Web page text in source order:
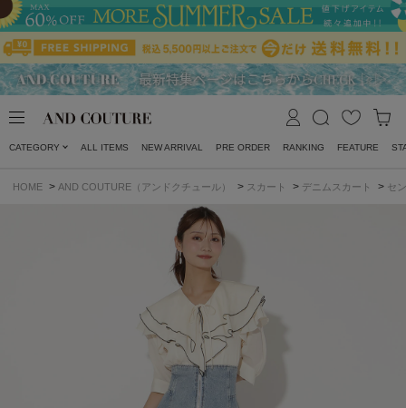
CATEGORY ALL ITEMS NEW ARRIVAL PRE ORDER RANKING FEATURE
HOME > AND COUTURE（アンドクチュール） > スカート > デニムスカート > セ